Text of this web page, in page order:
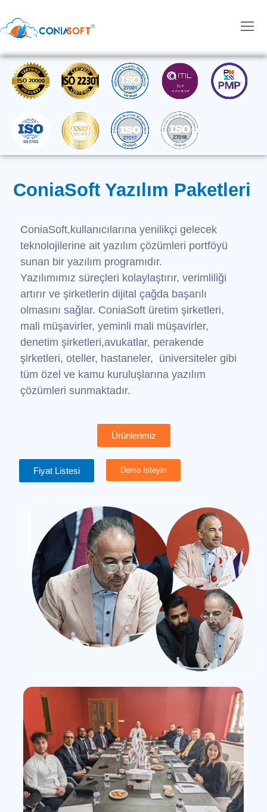
ConiaSoft Yazılım Paketleri
ConiaSoft,kullanıcılarına yenilikçi gelecek
teknolojilerine ait yazılım çözümleri portföyü
sunan bir yazılım programıdır.
Yazılımımız süreçleri kolaylaştırır, verimliliği
artırır ve şirketlerin dijital çağda başarılı
olmasını sağlar. ConiaSoft üretim şirketleri,
mali müşavirler, yeminli mali müşavirler,
denetim şirketleri,avukatlar, perakende
şirketleri, oteller, hastaneler, üniversiteler gibi
tüm özel ve kamu kuruluşlarına yazılım
çözümleri sunmaktadır.
Ürünlerimiz
Fiyat Listesi Demo İsteyin